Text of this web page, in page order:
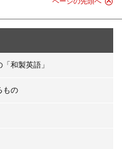
和製英語」
もの